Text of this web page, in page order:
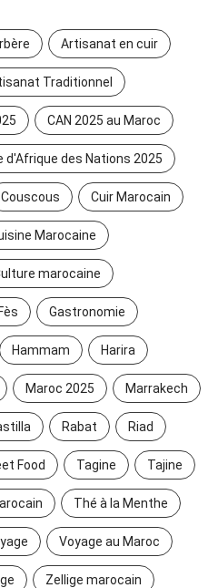
Artisanat en cuir
Traditionnel
CAN 2025 au Maroc
d'Afrique des Nations 2025
Couscous Cuir Marocain
Marocaine
marocaine
Fès Gastronomie
Hammam Harira
Maroc 2025 Marrakech
Rabat Riad
Food Tagine Tajine
Thé à la Menthe
Voyage au Maroc
Zellige marocain